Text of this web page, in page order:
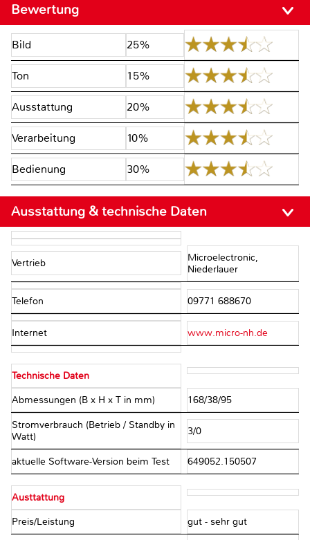
Bewertung
Bild 25%
Ton 15%
Ausstattung 20%
Verarbeitung 10%
Bedienung 30%
Ausstattung & technische Daten
Vertrieb
Microelectronic,
Niederlauer
Telefon 09771 688670
Internet www.micro-nh.de
Technische Daten
Abmessungen (B x H x T in mm) 168/38/95
Stromverbrauch (Betrieb / Standby in
Watt)
3/0
aktuelle Software-Version beim Test 649052.150507
Austtattung
Preis/Leistung gut - sehr gut